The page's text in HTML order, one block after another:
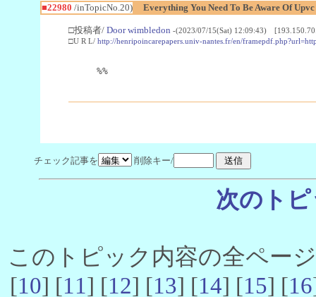
■22980 /inTopicNo.20) Everything You Need To Be Aware Of
□投稿者/ Door wimbledon -(2023/07/15(Sat) 12:09:43)
□U R L/ http://henripoincarepapers.univ-nantes.fr/en/
%%
チェック記事を 削除キー/
次のト
このトピック内容の全ペー
[10] [11] [12] [13] [14] [15] [16